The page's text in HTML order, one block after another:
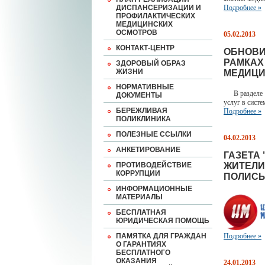
ДИСПАНСЕРИЗАЦИИ И
ПРОФИЛАКТИЧЕСКИХ
МЕДИЦИНСКИХ
ОСМОТРОВ
КОНТАКТ-ЦЕНТР
ЗДОРОВЫЙ ОБРАЗ
ЖИЗНИ
НОРМАТИВНЫЕ
ДОКУМЕНТЫ
БЕРЕЖЛИВАЯ
ПОЛИКЛИНИКА
ПОЛЕЗНЫЕ ССЫЛКИ
АНКЕТИРОВАНИЕ
ПРОТИВОДЕЙСТВИЕ
КОРРУПЦИИ
ИНФОРМАЦИОННЫЕ
МАТЕРИАЛЫ
БЕСПЛАТНАЯ
ЮРИДИЧЕСКАЯ ПОМОЩЬ
ПАМЯТКА ДЛЯ ГРАЖДАН
О ГАРАНТИЯХ
БЕСПЛАТНОГО
ОКАЗАНИЯ
Подробнее »
05.02.2013
В разделе
услуг в
Подробнее »
04.02.2013
Подробнее »
24.01.2013